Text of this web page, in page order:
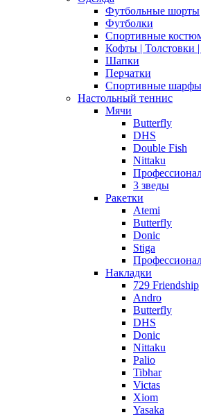
Футбольные шорты
Футболки
Спортивные
Кофты | Толстовки
Шапки
Перчатки
Спортивные шарфы
Настольный теннис
Мячи
Butterfly
DHS
Double Fish
Nittaku
3 зведы
Ракетки
Atemi
Butterfly
Donic
Stiga
Накладки
729 Friendship
Andro
Butterfly
DHS
Donic
Nittaku
Palio
Tibhar
Victas
Xiom
Yasaka